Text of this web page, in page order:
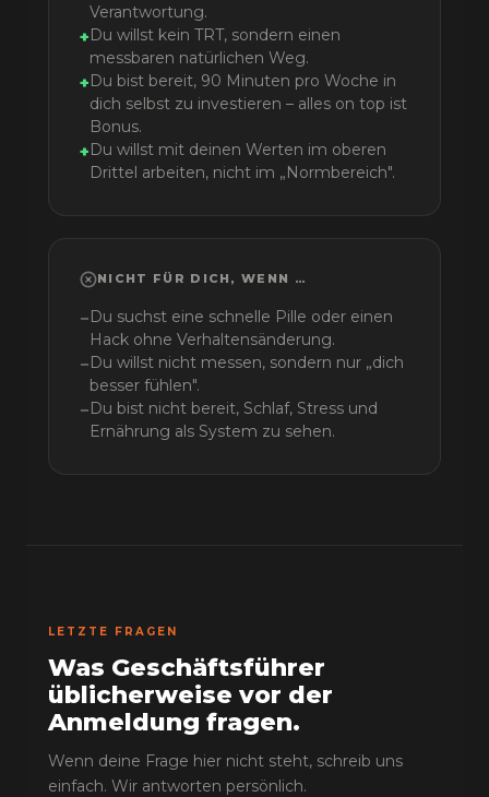
Verantwortung.
+Du willst kein TRT, sondern einen
messbaren natürlichen Weg.
+Du bist bereit, 90 Minuten pro Woche in
dich selbst zu investieren – alles on top ist
Bonus.
+Du willst mit deinen Werten im oberen
Drittel arbeiten, nicht im „Normbereich".
NICHT FÜR DICH, WENN …
−Du suchst eine schnelle Pille oder einen
Hack ohne Verhaltensänderung.
−Du willst nicht messen, sondern nur „dich
besser fühlen".
−Du bist nicht bereit, Schlaf, Stress und
Ernährung als System zu sehen.
LETZTE FRAGEN
Was Geschäftsführer
üblicherweise vor der
Anmeldung fragen.
Wenn deine Frage hier nicht steht, schreib uns
einfach. Wir antworten persönlich.